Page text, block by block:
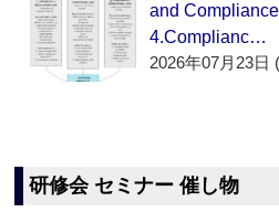
and
4.Complianc…
2026年07月23日
研修会 セミナー 催し物